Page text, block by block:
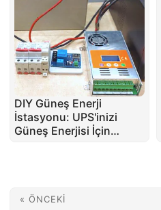
DIY Güneş Enerji
İstasyonu: UPS'inizi
Güneş Enerjisi İçin
« ÖNCEKI